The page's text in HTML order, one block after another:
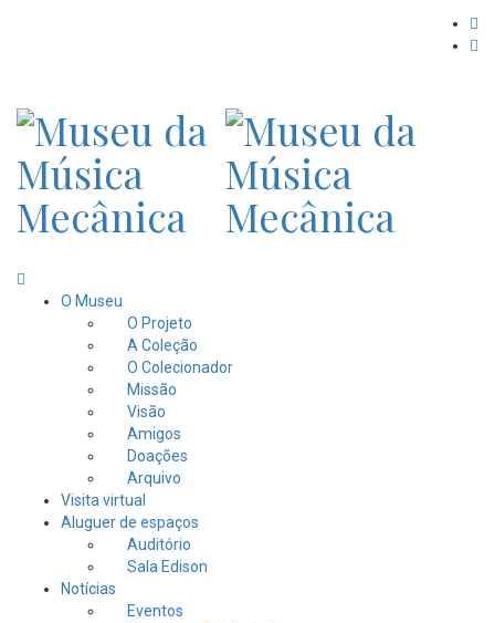
O Museu
O Projeto
A Coleção
O Colecionador
Missão
Visão
Amigos
Doações
Arquivo
Visita virtual
Aluguer de espaços
Auditório
Sala Edison
Notícias
Eventos